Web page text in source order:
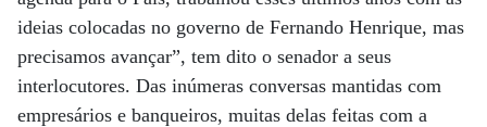
ideias colocadas no governo de Fernando Henrique, mas
precisamos avançar”, tem dito o senador a seus
interlocutores. Das inúmeras conversas mantidas com
empresários e banqueiros, muitas delas feitas com a